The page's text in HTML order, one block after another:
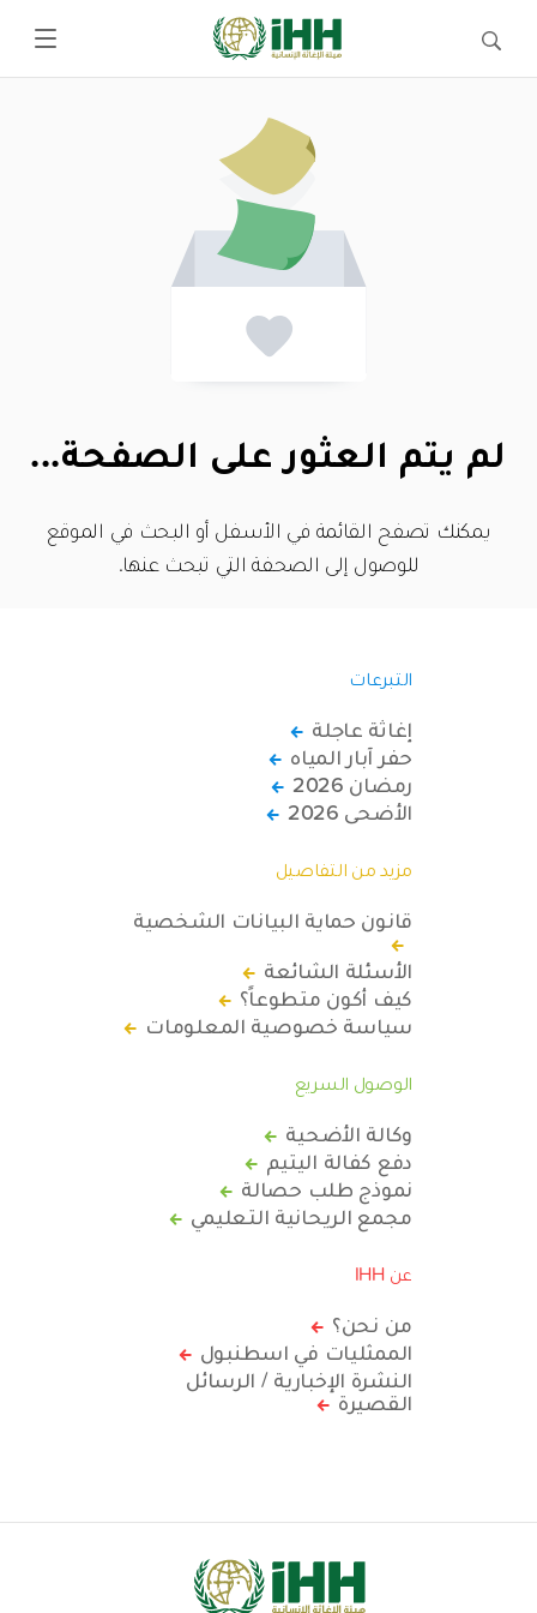
لم يتم العثور على الصفحة...
يمكنك تصفح القائمة في الأسفل أو البحث في الموقع
للوصول إلى الصحفة التي تبحث عنها.
التبرعات
إغاثة عاجلة
حفر آبار المياه
رمضان 2026
الأضحى 2026
مزيد من التفاصيل
قانون حماية البيانات الشخصية
الأسئلة الشائعة
كيف أكون متطوعاً؟
سياسة خصوصية المعلومات
الوصول السريع
وكالة الأضحية
دفع كفالة اليتيم
نموذج طلب حصالة
مجمع الريحانية التعليمي
عن IHH
من نحن؟
الممثليات في اسطنبول
النشرة الإخبارية / الرسائل
القصيرة